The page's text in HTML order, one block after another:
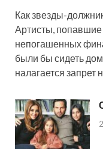
Как звезды-
Артисты, попавшие
непогашенных
были бы сидеть
налагается запрет